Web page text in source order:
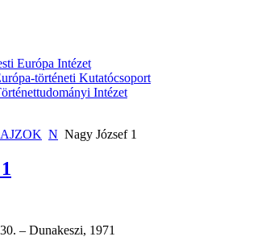
Európa Intézet
történeti Kutatócsoport
Intézet
N Nagy József 1
– Dunakeszi, 1971